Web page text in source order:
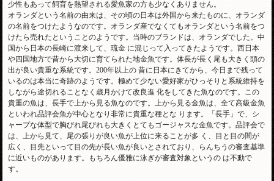
少性もあって飼育を熱望される愛魚家の方も少なくありません。
オランダという名前の由来は、その頃の日本は外国から来たものに、オランダ
の名前をつけたようなのです。オランダ産でなくてもオランダという名前をつ
けたら売れたということのようです。当時のブランドは、オランダでした。中
国から日本の長崎に渡来して、琉金 に混じって入ってきたようです。西日本
や四国地方で昔から大切に育てられた地金魚です。体長が長く尾も大きく頭の
出が良い貴重な系統です。200年以上の 昔に日本にきてから、今日まで残って
いるのは本当に奇跡のようです。極めて少ない愛好家がひっそりと系統維持を
しながら途切れることなく歳月かけて改良進 化をしてきた魚なのです。この
貴重の魚は、長手で上から見る魚なのです。上から見る金魚は、全て高級金魚
といわれ品評会魚が中心となり非常に貴重な種とな ります。「長手」で、シ
ャープな体型で胸びれ尾びれも大きくとてもゴージャスな金魚です。品評会で
は、上から見て、尾の張りが良い魚が上位に来ることが多 く、目と目の間が
広く、目先といって目の先が長い魚が良いとされており、らんちうの審査基準
に近いものがあります。もちろん優雅に泳ぎが審査対象というの は不動で
す。